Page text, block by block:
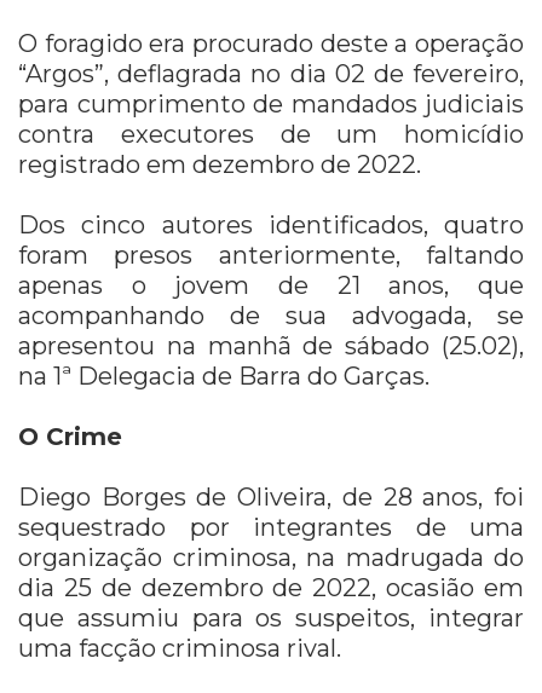
O foragido era procurado deste a operação
“Argos”, deflagrada no dia 02 de fevereiro,
para cumprimento de mandados judiciais
contra executores de um homicídio
registrado em dezembro de 2022.
Dos cinco autores identificados, quatro
foram presos anteriormente, faltando
apenas o jovem de 21 anos, que
acompanhando de sua advogada, se
apresentou na manhã de sábado (25.02),
na 1ª Delegacia de Barra do Garças.
O Crime
Diego Borges de Oliveira, de 28 anos, foi
sequestrado por integrantes de uma
organização criminosa, na madrugada do
dia 25 de dezembro de 2022, ocasião em
que assumiu para os suspeitos, integrar
uma facção criminosa rival.